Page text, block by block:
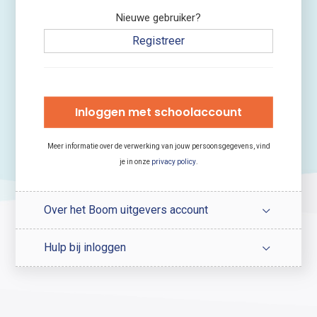
Nieuwe gebruiker?
Registreer
Inloggen met schoolaccount
Meer informatie over de verwerking van jouw persoonsgegevens, vind
je in onze privacy policy.
Over het Boom uitgevers account
Hulp bij inloggen